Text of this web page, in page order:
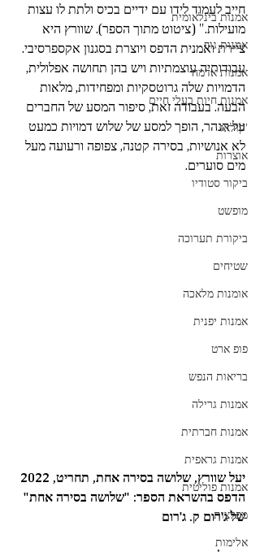
אמנות בינלאומית
אמנות גוף
אמנות אדמה
אמנות חיות בעלי חיים
'קולאז
אוצרות
ביקור סטודיו
מופשט
ביקורת תערוכה
שטיחים
אומנות מלאכה
אמנות יפנית
פופ ארט
בריאות הנפש
אמנות גרילה
אמנות חברתית
אמנות גראפית
אמנות פוליטית
מפלצות
אלימות
חייב לעמוד לידו עם ידיים בכיס ולתת לו עצות
מועילות." (ציטוט מתוך הספר). שוורץ היא
ציירת ואמנית הדפס ויוצרת בסגנון אקספרסיבי.
עבודותיה עוצמתיות ויש בהן תחושה אפלולית,
הדמויות שלה גרוטסקיות ומפחידות, מלאות
הבעה. בעבודה זאת, סיפור המסע של החברים
על הנהר, הופך למסע של שלוש דמויות כמעט
לא אנושיות, בסירה קטנה, צפופה ורעועה מעל
מים סוערים.
יעל שוורץ, שלושה בסירה אחת, תחריט, 2022
הדפס בהשראת הספר: "שלושה בסירה אחת"
של ג'רום ק. ג'רום